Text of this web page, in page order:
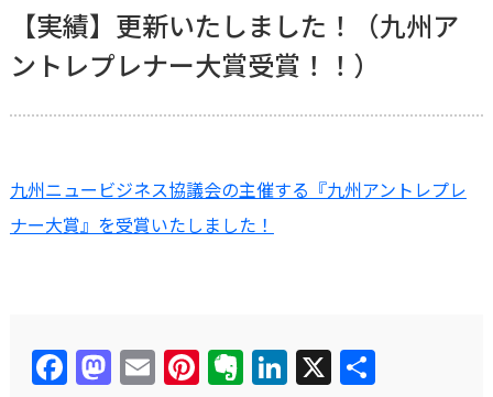
【実績】更新いたしました！（九州ア
ントレプレナー大賞受賞！！）
九州ニュービジネス協議会の主催する『九州アントレプレ
ナー大賞』を受賞いたしました！
Facebook
Mastodon
EmailPinterest
Evernote
LinkedIn
X 共